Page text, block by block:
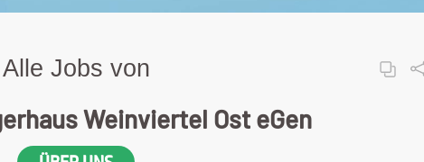
Alle Jobs von
Weinviertel Ost eGen